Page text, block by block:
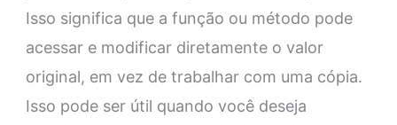
Isso significa que a função ou método pode
acessar e modificar diretamente o valor
original, em vez de trabalhar com uma cópia.
Isso pode ser útil quando você deseja